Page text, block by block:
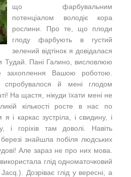
що фарбувальним
потенціалом володіє кора
рослини. Про те, що плоди
глоду фарбують в густий
зелений відтінок я довідалася
Тудай. Пані Галино, висловлюю
Вашою роботою.
спробувалося й мені глодом
На щастя, нікуди їхати мені не
кількості росте в нас по
і каркас зустріла, і свидину, і
і горіхів там доволі. Навіть
знайшла побіля людських
Але зараз не про них мова.
глід одноматочковий
Дозріває глід у вересні, а